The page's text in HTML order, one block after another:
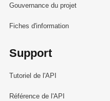
Gouvernance du projet
Fiches d'information
Support
Tutoriel de l'API
Référence de l'API